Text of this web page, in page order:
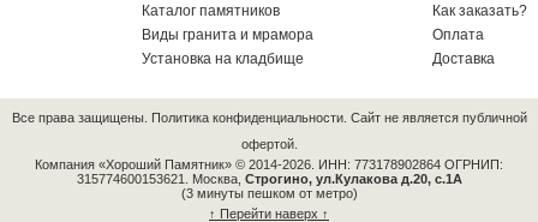
Каталог памятников
Виды гранита и мрамора
Установка на кладбище
Как заказать?
Оплата
Доставка
Все права защищены. Политика конфиденциальности. Сайт не является публичной
офертой.
Компания «Хороший Памятник» © 2014-2026. ИНН: 773178902864 ОГРНИП:
315774600153621.
Москва, Строгино, ул.Кулакова д.20, с.1А
(3 минуты пешком от метро)
↑ Перейти наверх ↑